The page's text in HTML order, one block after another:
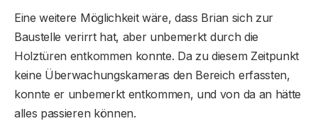
Eine weitere Möglichkeit wäre, dass Brian sich zur
Baustelle verirrt hat, aber unbemerkt durch die
Holztüren entkommen konnte. Da zu diesem Zeitpunkt
keine Überwachungskameras den Bereich erfassten,
konnte er unbemerkt entkommen, und von da an hätte
alles passieren können.